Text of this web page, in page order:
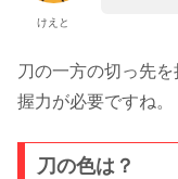
けえと
刀の一方の切っ先
握力が必要ですね。
刀の色は？